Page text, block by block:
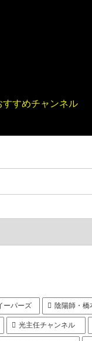
すすめチャンネル
ーパーズ 陰陽師・橋
光主任チャンネル